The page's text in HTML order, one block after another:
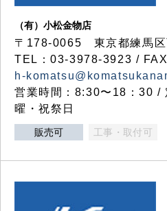
（有）小松金物店
〒178-0065 東京都練馬
TEL：03-3978-3923 /
h-
営業時間：8:30〜18：30 /
曜・祝祭日
販売可 工事・取付可